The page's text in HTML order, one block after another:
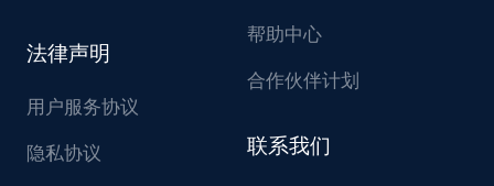
法律声明
用户服务协议
隐私协议
帮助中心
合作伙伴计划
联系我们